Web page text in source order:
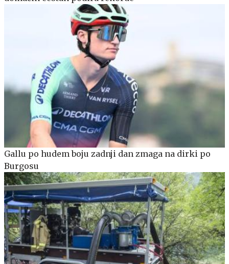
Gallu po hudem boju zadnji dan zmaga na dirki po
Burgosu